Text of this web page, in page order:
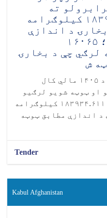
ته
اړتیا لري: ۱۸۳۹۳۴.۶۱۱ کیلوګرامه
د اندازې
مطابق ټوټه شوي وي؛ ۱۶۰۶۵
لرګي چې د بخارۍ
ش
د کابل ښار پوهنې ریاست د ۱۴۰۵ مالي کال
او ټوټه شویو لرګیو
برابرولو ته اړتیا لري: ۱۸۳۹۳۴.۶۱۱ کیلوګرامه
د اندازې مطابق ټوټه
Tender
Kabul Afghanistan